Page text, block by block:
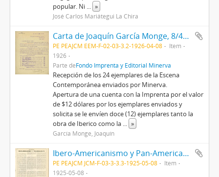
popular. Ni ... »
José Carlos Mariátegui La Chira
Carta de Joaquín García Monge, 8/4/1926
PE PEAJCM EEM-F-02-03-3.2-1926-04-08
Item
1926
Parte deFondo Imprenta y Editorial Minerva
Recepción de los 24 ejemplares de la Escena
Contemporánea enviados por Minerva.
Apertura de una cuenta con la Imprenta por el valor
de $12 dólares por los ejemplares enviados y
solicita se le envíen doce (12) ejemplares tanto la
obra de Iberico como la ... »
García Monge, Joaquín
Ibero-Americanismo y Pan-Americanismo [Recorte de Prensa]
PE PEAJCM JCM-F-03-3-3.3-1925-05-08
Item
1925-05-08